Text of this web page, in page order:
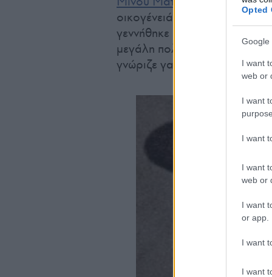
Opted
Google
I want
web or
I want
I want
I want
web or
I want
or app.
I want
I want
οικογένειά του βρέθηκαν
γεννήθηκε και μεγάλωσε
μεγάλη πολυεθνική
γνώριζε γαλλικά, ιταλικά,